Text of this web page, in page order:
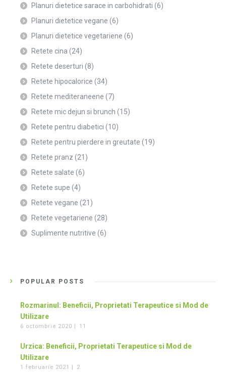
Planuri dietetice sarace in carbohidrati (6)
Planuri dietetice vegane (6)
Planuri dietetice vegetariene (6)
Retete cina (24)
Retete deserturi (8)
Retete hipocalorice (34)
Retete mediteraneene (7)
Retete mic dejun si brunch (15)
Retete pentru diabetici (10)
Retete pentru pierdere in greutate (19)
Retete pranz (21)
Retete salate (6)
Retete supe (4)
Retete vegane (21)
Retete vegetariene (28)
Suplimente nutritive (6)
POPULAR POSTS
Rozmarinul: Beneficii, Proprietati Terapeutice si Mod de
Utilizare
6 octombrie 2020 | 11
Urzica: Beneficii, Proprietati Terapeutice si Mod de
Utilizare
1 februarie 2021 | 2